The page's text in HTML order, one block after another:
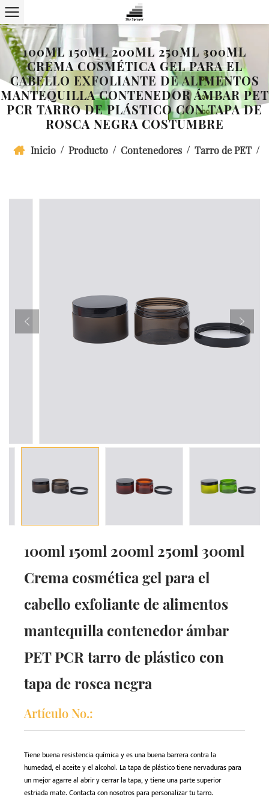
100ML 150ML 200ML 250ML 300ML
CREMA COSMÉTICA GEL PARA EL
CABELLO EXFOLIANTE DE ALIMENTOS
MANTEQUILLA CONTENEDOR ÁMBAR PET
PCR TARRO DE PLÁSTICO CON TAPA DE
ROSCA NEGRA COSTUMBRE
Inicio / Producto / Contenedores / Tarro de PET /
100ml 150ml 200ml 250ml 300ml
Crema cosmética gel para el
cabello exfoliante de alimentos
mantequilla contenedor ámbar
PET PCR tarro de plástico con
tapa de rosca negra
Artículo No.:
Tiene buena resistencia química y es una buena barrera contra la
humedad, el aceite y el alcohol. La tapa de plástico tiene nervaduras para
un mejor agarre al abrir y cerrar la tapa, y tiene una parte superior
estriada mate. Contacta con nosotros para personalizar tu tarro.